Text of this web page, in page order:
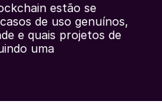
estão se
de uso genuínos,
e quais projetos de
uma